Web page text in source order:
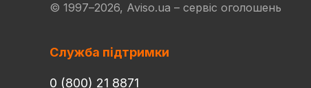
© 1997–2026, Aviso.ua – сервіс оголошень
Служба підтримки
0 (800) 21 8871